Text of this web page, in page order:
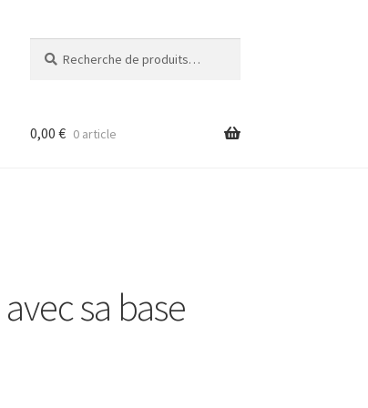
pour :
0,00 € 0 article
sa base